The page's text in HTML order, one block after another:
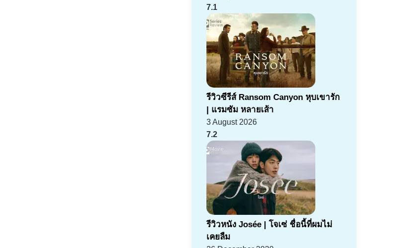
7.1
รีวิวซีรีส์ Ransom Canyon หุบเขารัก
| แรมซัม หลายเส้า
3 August 2026
7.2
รีวิวหนัง Josée | โจเซ่ ชื่อนี้ที่ผมไม่
เคยลืม